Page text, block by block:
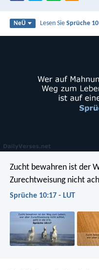
NeÜ Lesen SieSprüche 10
Zucht bewahren ist der
Zurechtweisung nicht
Sprüche 10:17 - LUT